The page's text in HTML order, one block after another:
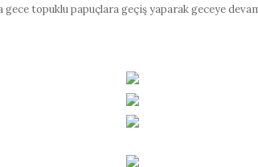
topuklu papuçlara geçiş yaparak geceye